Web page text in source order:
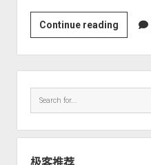
万
美
元
Continue reading极
客
智
坊
支
模